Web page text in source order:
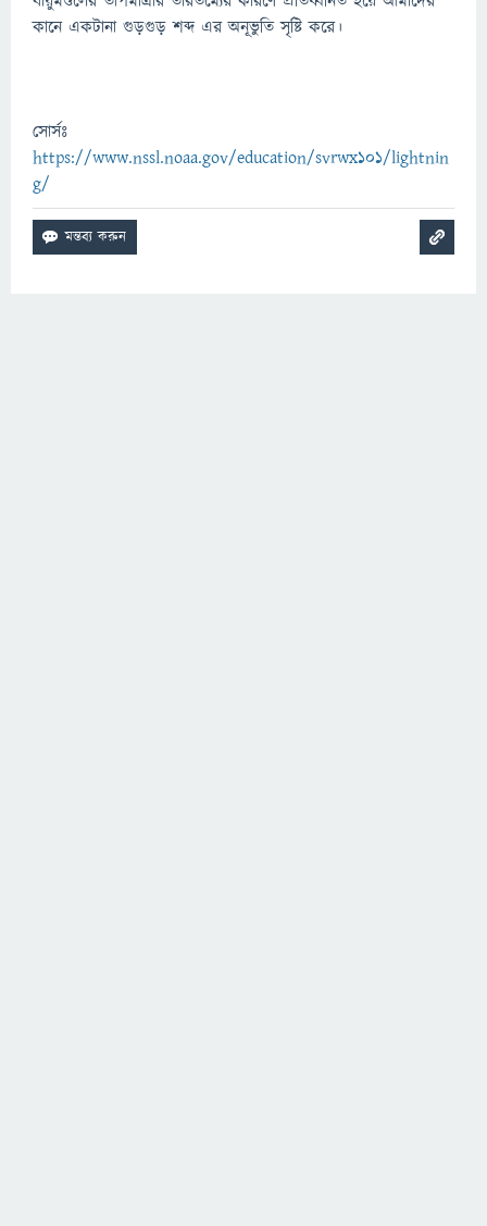
কানে একটানা গুড়গুড় শব্দ এর অনূভুতি সৃষ্টি করে।
সোর্সঃ
https://www.nssl.noaa.gov/education/svrwx101/lightnin
g/